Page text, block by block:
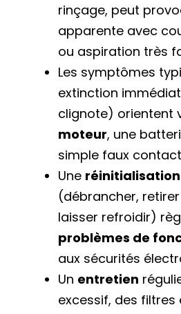
rinçage, peut
apparente avec
ou aspiration très
Les symptômes
extinction
clignote) orientent
moteur, une
simple faux
Une réinitialisation
(débrancher,
laisser refroidir)
problèmes de
aux sécurités
Un entretien
excessif, des